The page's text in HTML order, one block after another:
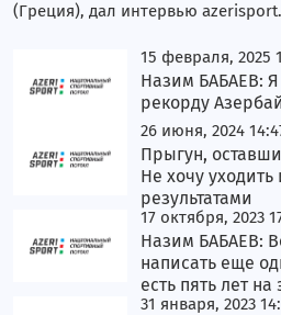
(Греция), дал интервью
15 февраля, 2025
Назим БАБАЕВ: Я
рекорду
26 июня, 2024
Прыгун,
Не хочу
результатами
17 октября, 2023
Назим БАБАЕВ:
написать еще
есть пять лет на
31 января, 2023